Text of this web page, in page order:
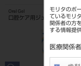
モリタのポ
ているモリ
関係者の方
する情報提
医療関係
Oral Gel
口腔ケア用ジェル